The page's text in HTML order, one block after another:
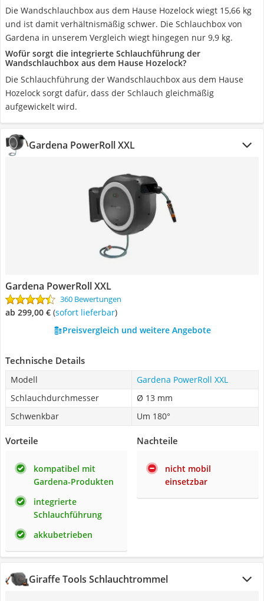
Die Wandschlauchbox aus dem Hause Hozelock wiegt 15,66 kg
und ist damit verhältnismäßig schwer. Die Schlauchbox von
Gardena in unserem Vergleich wiegt hingegen nur 9,9 kg.
Wofür sorgt die integrierte Schlauchführung der
Wandschlauchbox aus dem Hause Hozelock?
Die Schlauchführung der Wandschlauchbox aus dem Hause
Hozelock sorgt dafür, dass der Schlauch gleichmäßig
aufgewickelt wird.
Gardena PowerRoll XXL
Gardena PowerRoll XXL
360 Bewertungen
ab 299,00 € ( Sofort lieferbar)
Preisvergleich und weitere Angebote
Technische Details
Modell
Gardena PowerRoll XXL
Schlauchdurchmesser
Ø 13 mm
Schwenkbar
Um 180°
Vorteile
kompatibel mit
Gardena-Produkten
integrierte
Schlauchführung
akkubetrieben
Nachteile
nicht mobil
einsetzbar
Giraffe Tools Schlauchtrommel